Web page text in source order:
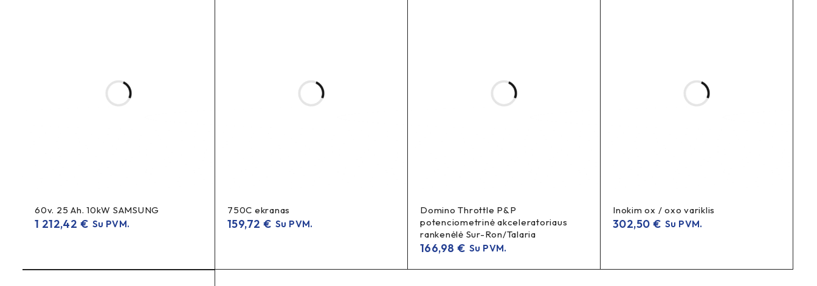
60v. 25 Ah. 10kW SAMSUNG
1 212,42 € Su PVM.
750C ekranas
159,72 € Su PVM.
Domino Throttle P&P
potenciometrinė akceleratoriaus
rankenėlė Sur-Ron/Talaria
166,98 € Su PVM.
Inokim ox / oxo variklis
302,50 € Su PVM.